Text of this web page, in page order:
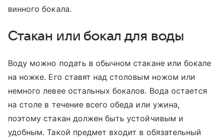
винного бокала.
Стакан или бокал для воды
Воду можно подать в обычном стакане или бокале
на ножке. Его ставят над столовым ножом или
немного левее остальных бокалов. Вода остается
на столе в течение всего обеда или ужина,
поэтому стакан должен быть устойчивым и
удобным. Такой предмет входит в обязательный